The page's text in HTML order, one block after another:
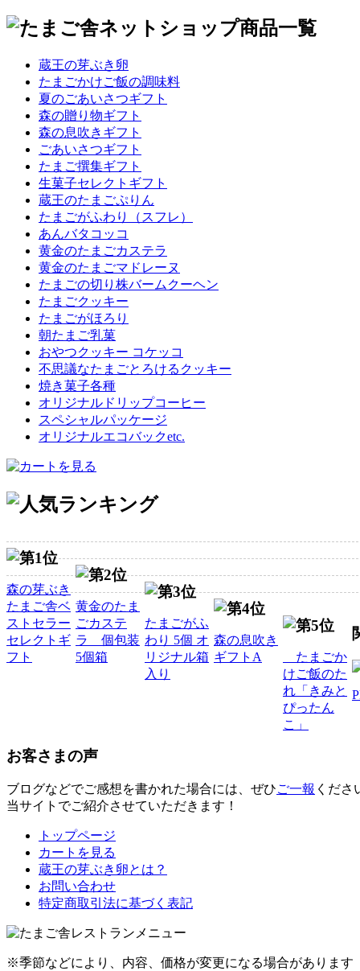
蔵王の芽ぶき卵
たまごかけご飯の調味料
夏のごあいさつギフト
森の贈り物ギフト
森の息吹きギフト
ごあいさつギフト
たまご撰集ギフト
生菓子セレクトギフト
蔵王のたまごぷりん
たまごがふわり（スフレ）
あんバタコッコ
黄金のたまごカステラ
黄金のたまごマドレーヌ
たまごの切り株バームクーヘン
たまごクッキー
たまごがほろり
朝たまご乳菓
おやつクッキー コケッコ
不思議なたまごとろけるクッキー
焼き菓子各種
オリジナルドリップコーヒー
スペシャルパッケージ
オリジナルエコバックetc.
森の芽ぶき
たまご舎ベ
ストセラー
セレクトギ
フト
黄金のたま
ごカステ
ラ 個包装
5個箱
たまごがふ
わり 5個 オ
リジナル箱
入り
森の息吹き
ギフトA
たまごか
けご飯のた
れ「きみと
ぴったん
こ」
お客さまの声
ブログなどでご感想を書かれた場合には、ぜひご一報 くださ
当サイトでご紹介させていただきます！
トップページ
カートを見る
蔵王の芽ぶき卵とは？
お問い合わせ
特定商取引法に基づく表記
※季節などにより、内容、価格が変更になる場合があります